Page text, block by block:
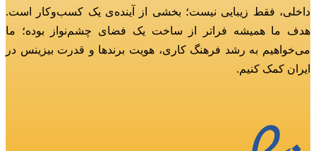
داخلی، فقط زیبایی نیست؛ بخشی از آینده‌ی یک کسب‌وکار است.
هدف ما همیشه فراتر از ساخت یک فضای چشم‌نواز بوده؛ ما
می‌خواهیم به رشد فرهنگ کاری، هویت برندها و قدرت بیزینس در
ایران کمک کنیم.